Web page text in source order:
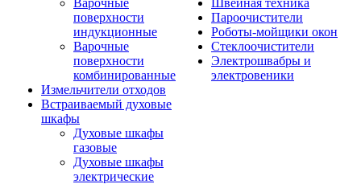
Варочные
поверхности
индукционные
Варочные
поверхности
комбинированные
Измельчители отходов
Встраиваемый духовые
шкафы
Духовые шкафы
газовые
Духовые шкафы
электрические
Швейная техника
Пароочистители
Роботы-мойщики окон
Стеклоочистители
Электрошвабры и
электровеники